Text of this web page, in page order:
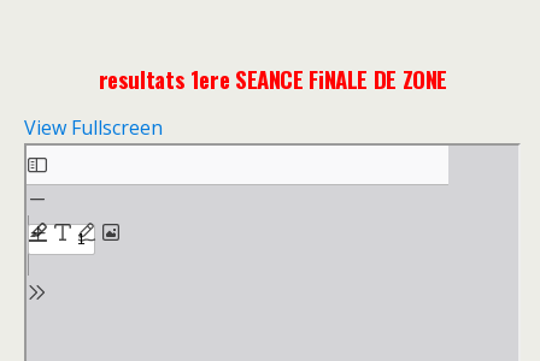
resultats 1ere SEANCE FiNALE DE ZONE
View Fullscreen